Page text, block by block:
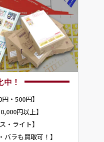
中！
・500円】
円以上】
・ライト】
ラも買取可！】